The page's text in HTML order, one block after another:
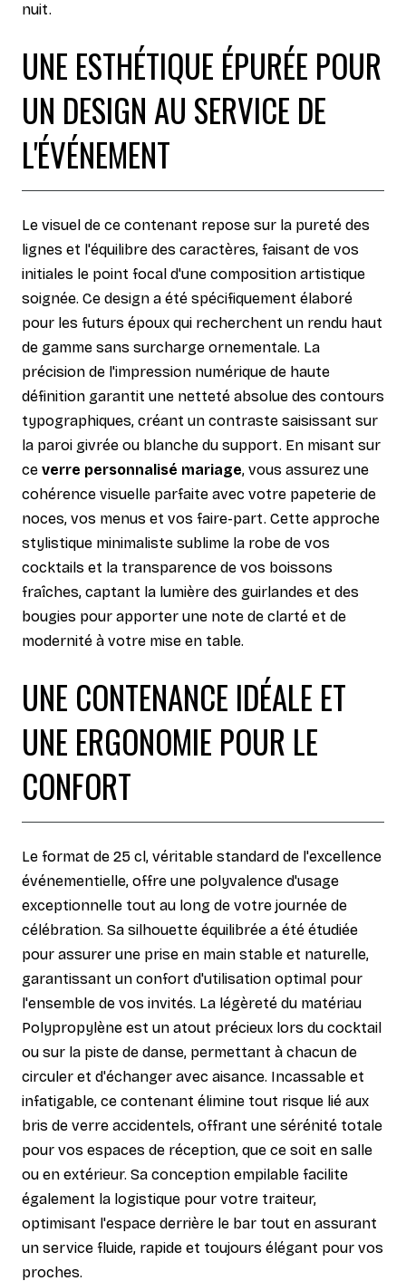
nuit.
UNE ESTHÉTIQUE ÉPURÉE POUR
UN DESIGN AU SERVICE DE
L'ÉVÉNEMENT
Le visuel de ce contenant repose sur la pureté des
lignes et l'équilibre des caractères, faisant de vos
initiales le point focal d'une composition artistique
soignée. Ce design a été spécifiquement élaboré
pour les futurs époux qui recherchent un rendu haut
de gamme sans surcharge ornementale. La
précision de l'impression numérique de haute
définition garantit une netteté absolue des contours
typographiques, créant un contraste saisissant sur
la paroi givrée ou blanche du support. En misant sur
ce verre personnalisé mariage, vous assurez une
cohérence visuelle parfaite avec votre papeterie de
noces, vos menus et vos faire-part. Cette approche
stylistique minimaliste sublime la robe de vos
cocktails et la transparence de vos boissons
fraîches, captant la lumière des guirlandes et des
bougies pour apporter une note de clarté et de
modernité à votre mise en table.
UNE CONTENANCE IDÉALE ET
UNE ERGONOMIE POUR LE
CONFORT
Le format de 25 cl, véritable standard de l'excellence
événementielle, offre une polyvalence d'usage
exceptionnelle tout au long de votre journée de
célébration. Sa silhouette équilibrée a été étudiée
pour assurer une prise en main stable et naturelle,
garantissant un confort d'utilisation optimal pour
l'ensemble de vos invités. La légèreté du matériau
Polypropylène est un atout précieux lors du cocktail
ou sur la piste de danse, permettant à chacun de
circuler et d'échanger avec aisance. Incassable et
infatigable, ce contenant élimine tout risque lié aux
bris de verre accidentels, offrant une sérénité totale
pour vos espaces de réception, que ce soit en salle
ou en extérieur. Sa conception empilable facilite
également la logistique pour votre traiteur,
optimisant l'espace derrière le bar tout en assurant
un service fluide, rapide et toujours élégant pour vos
proches.